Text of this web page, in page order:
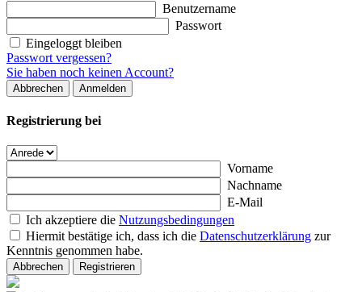
Benutzername
Passwort
Eingeloggt bleiben
Passwort vergessen?
Sie haben noch keinen Account?
Abbrechen Anmelden
Registrierung bei
Vorname
Nachname
E-Mail
Ich akzeptiere die Nutzungsbedingungen
Hiermit bestätige ich, dass ich die Datenschutzerklärung zur
Kenntnis genommen habe.
Abbrechen Registrieren